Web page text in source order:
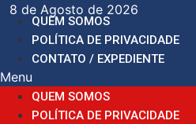
para
conteúdo
8 de Agosto de 2026
QUEM SOMOS
POLÍTICA DE PRIVACIDADE
CONTATO / EXPEDIENTE
Menu
QUEM SOMOS
POLÍTICA DE PRIVACIDADE